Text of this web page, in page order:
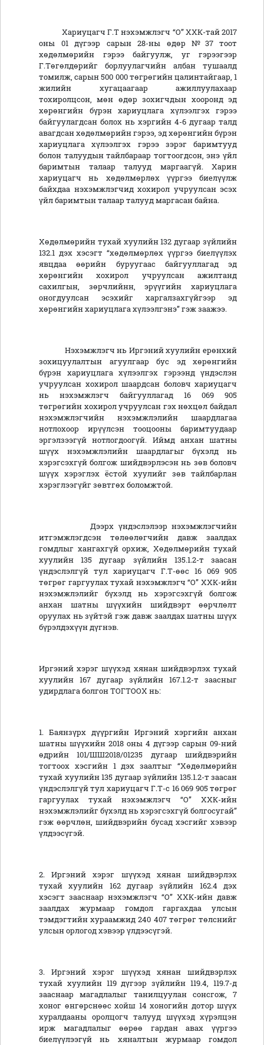
Хариуцагч Г.Т нэхэмжлэгч “О” ХХК-тай 2017
оны 01 дүгээр сарын 28-ны өдөр №37 тоот
хөдөлмөрийн гэрээ байгуулж, уг гэрээгээр
Г.Төгөлдөрийг борлуулагчийн албан тушаалд
томилж, сарын 500 000 төгрөгийн цалинтайгаар, 1
жилийн хугацаагаар ажиллуулахаар
тохиролцсон, мөн өдөр зохигчдын хооронд эд
хөрөнгийн бүрэн хариуцлага хүлээлгэх гэрээ
байгуулагдсан болох нь хэргийн 4-6 дугаар талд
авагдсан хөдөлмөрийн гэрээ, эд хөрөнгийн бүрэн
хариуцлага хүлээлгэх гэрээ зэрэг баримтууд
болон талуудын тайлбараар тогтоогдсон, энэ үйл
баримтын талаар талууд маргаагүй. Харин
хариуцагч нь хөдөлмөрлөх үүргээ биелүүлж
байхдаа нэхэмжлэгчид хохирол учруулсан эсэх
үйл баримтын талаар талууд маргасан байна.
Хөдөлмөрийн тухай хуулийн 132 дугаар зүйлийн
132.1 дэх хэсэгт “хөдөлмөрлөх үүргээ биелүүлэх
явцдаа өөрийн буруугаас байгууллагад эд
хөрөнгийн хохирол учруулсан ажилтанд
сахилгын, зөрчлийнн, эрүүгийн хариуцлага
оногдуулсан эсэхийг харгалзахгүйгээр эд
хөрөнгийн хариуцлага хүлээлгэнэ” гэж заажээ.
Нэхэмжлэгч нь Иргэний хуулийн ерөнхий
зохицуулалтын агуулгаар бус эд хөрөнгийн
бүрэн хариуцлага хүлээлгэх гэрээнд үндэслэн
учруулсан хохирол шаардсан боловч хариуцагч
нь нэхэмжлэгч байгууллагад 16 069 905
төгрөгийн хохирол учруулсан гэх нөхцөл байдал
нэхэмжлэгчийн нэхэмжлэлийн шаардлагаа
нотлохоор ирүүлсэн тооцооны баримтуудаар
эргэлзээгүй нотлогдоогүй. Иймд анхан шатны
шүүх нэхэмжлэлийн шаардлагыг бүхэлд нь
хэрэгсэхгүй болгож шийдвэрлэсэн нь зөв боловч
шүүх хэрэглэх ёстой хуулийг зөв тайлбарлан
хэрэглээгүйг зөвтгөх боломжтой.
Дээрх үндэслэлээр нэхэмжлэгчийн
итгэмжлэгдсэн төлөөлөгчийн давж заалдах
гомдлыг хангахгүй орхиж, Хөдөлмөрийн тухай
хуулийн 135 дугаар зүйлийн 135.1.2-т заасан
үндэслэлгүй тул хариуцагч Г.Т-өөс 16 069 905
төгрөг гаргуулах тухай нэхэмжлэгч “О” ХХК-ийн
нэхэмжлэлийг бүхэлд нь хэрэгсэхгүй болгож
анхан шатны шүүхийн шийдвэрт өөрчлөлт
оруулах нь зүйтэй гэж давж заалдах шатны шүүх
бүрэлдэхүүн дүгнэв.
Иргэний хэрэг шүүхэд хянан шийдвэрлэх тухай
хуулийн 167 дугаар зүйлийн 167.1.2-т заасныг
удирдлага болгон ТОГТООХ нь:
1. Баянзүрх дүүргийн Иргэний хэргийн анхан
шатны шүүхийн 2018 оны 4 дүгээр сарын 09-ний
өдрийн 101/ШШ2018/01235 дугаар шийдвэрийн
тогтоох хэсгийн 1 дэх заалтыг “Хөдөлмөрийн
тухай хуулийн 135 дугаар зүйлийн 135.1.2-т заасан
үндэслэлгүй тул хариуцагч Г.Т-с 16 069 905 төгрөг
гаргуулах тухай нэхэмжлэгч “О” ХХК-ийн
нэхэмжлэлийг бүхэлд нь хэрэгсэхгүй болгосугай”
гэж өөрчлөн, шийдвэрийн бусад хэсгийг хэвээр
үлдээсүгэй.
2. Иргэний хэрэг шүүхэд хянан шийдвэрлэх
тухай хуулийн 162 дугаар зүйлийн 162.4 дэх
хэсэгт зааснаар нэхэмжлэгч “О” ХХК-ийн давж
заалдах журмаар гомдол гаргахдаа улсын
тэмдэгтийн хураамжид 240 407 төгрөг төлснийг
улсын орлогод хэвээр үлдээсүгэй.
3. Иргэний хэрэг шүүхэд хянан шийдвэрлэх
тухай хуулийн 119 дүгээр зүйлийн 119.4, 119.7-д
зааснаар магадлалыг танилцуулан сонсгож, 7
хоног өнгөрснөөс хойш 14 хоногийн дотор шүүх
хуралдааны оролцогч талууд шүүхэд хүрэлцэн
ирж магадлалыг өөрөө гардан авах үүргээ
биелүүлээгүй нь хяналтын журмаар гомдол